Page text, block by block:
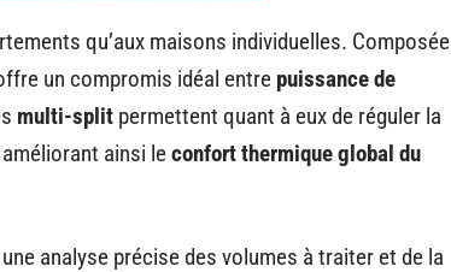
qu’aux maisons individuelles. Composée
un compromis idéal entre puissance de
multi-split permettent quant à eux de réguler la
ainsi leconfort thermique global du
analyse précise des volumes à traiter et de la